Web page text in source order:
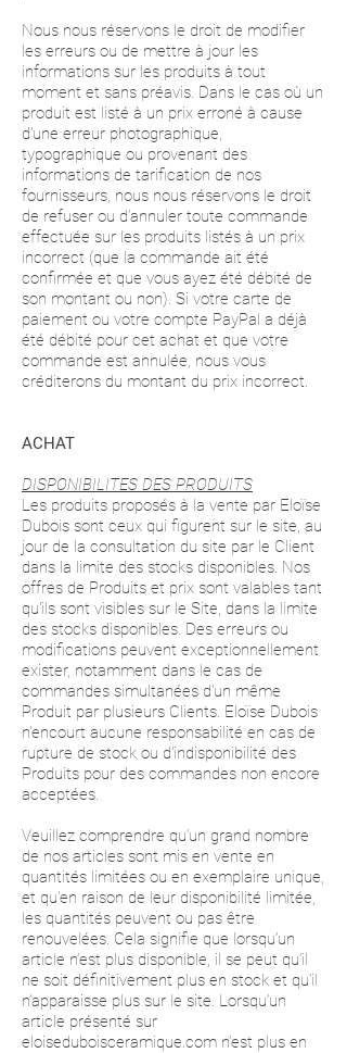
Nous nous réservons le droit de modifier
les erreurs ou de mettre à jour les
informations sur les produits à tout
moment et sans préavis. Dans le cas où un
produit est listé à un prix erroné à cause
d’une erreur photographique,
typographique ou provenant des
informations de tarification de nos
fournisseurs, nous nous réservons le droit
de refuser ou d’annuler toute commande
effectuée sur les produits listés à un prix
incorrect (que la commande ait été
confirmée et que vous ayez été débité de
son montant ou non). Si votre carte de
paiement ou votre compte PayPal a déjà
été débité pour cet achat et que votre
commande est annulée, nous vous
créditerons du montant du prix incorrect.
ACHAT
DISPONIBILITES DES PRODUITS
Les produits proposés à la vente par Eloïse
Dubois sont ceux qui figurent sur le site, au
jour de la consultation du site par le Client
dans la limite des stocks disponibles. Nos
offres de Produits et prix sont valables tant
qu'ils sont visibles sur le Site, dans la limite
des stocks disponibles. Des erreurs ou
modifications peuvent exceptionnellement
exister, notamment dans le cas de
commandes simultanées d'un même
Produit par plusieurs Clients. Eloïse Dubois
n'encourt aucune responsabilité en cas de
rupture de stock ou d'indisponibilité des
Produits pour des commandes non encore
acceptées.
Veuillez comprendre qu’un grand nombre
de nos articles sont mis en vente en
quantités limitées ou en exemplaire unique,
et qu’en raison de leur disponibilité limitée,
les quantités peuvent ou pas être
renouvelées. Cela signifie que lorsqu’un
article n’est plus disponible, il se peut qu’il
ne soit définitivement plus en stock et qu’il
n’apparaisse plus sur le site. Lorsqu’un
article présenté sur
eloiseduboisceramique.com n’est plus en